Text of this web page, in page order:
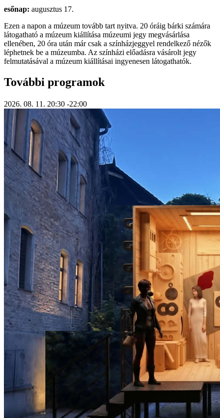
esőnap: augusztus 17.
Ezen a napon a múzeum tovább tart nyitva. 20 óráig bárki számára
látogatható a múzeum kiállítása múzeumi jegy megvásárlása
ellenében, 20 óra után már csak a színházjeggyel rendelkező nézők
léphetnek be a múzeumba. Az színházi előadásra vásárolt jegy
felmutatásával a múzeum kiállításai ingyenesen látogathatók.
További programok
2026. 08. 11. 20:30 -22:00